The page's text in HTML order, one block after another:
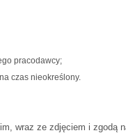
pracodawcy;
czas nieokreślony.
wraz ze zdjęciem i zgodą